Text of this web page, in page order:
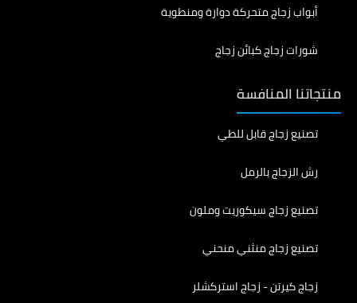
أبواب زجاج متحركة دوارة ومنطوية
شورات زجاج كبائن زجاج
منتجاتنا المنافسة
تصنيع زجاج قابل للطي
رش الزجاج بالرمل
تصنيع زجاج سيكوريت وملون
تصنيع زجاج منثني منحني
زجاج كيرتن - زجاج استركشلر